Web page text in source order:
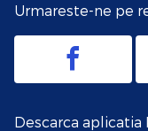
Urmareste-ne pe
Descarca aplicatia